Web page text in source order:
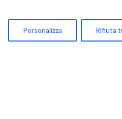
Personalizza Rifiuta
My Account
Carrello